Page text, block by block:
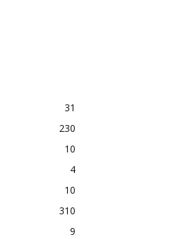
31
230
10
4
10
310
9